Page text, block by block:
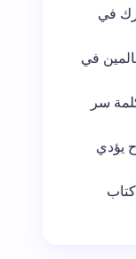
في
في
سر
يؤدي